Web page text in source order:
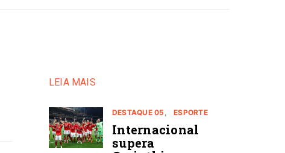
LEIA MAIS
DESTAQUE 05 ESPORTE
Internacional
supera